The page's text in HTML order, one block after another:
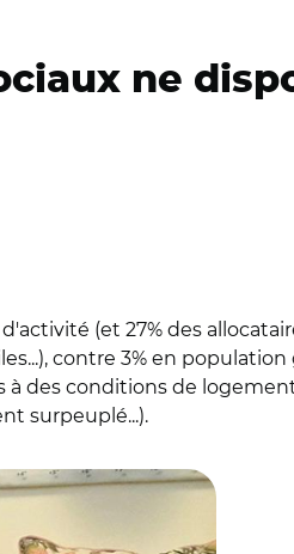
ne
(et 27% des
contre 3% en population
à des conditions de
surpeuplé...).
selon la